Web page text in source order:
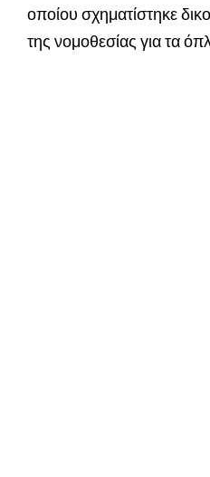
οποίου σχηματίστηκε
της νομοθεσίας για τα